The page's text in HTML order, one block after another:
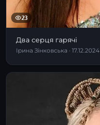
23
Два серця гарячі
Ірина Зінковська · 17.12.2024